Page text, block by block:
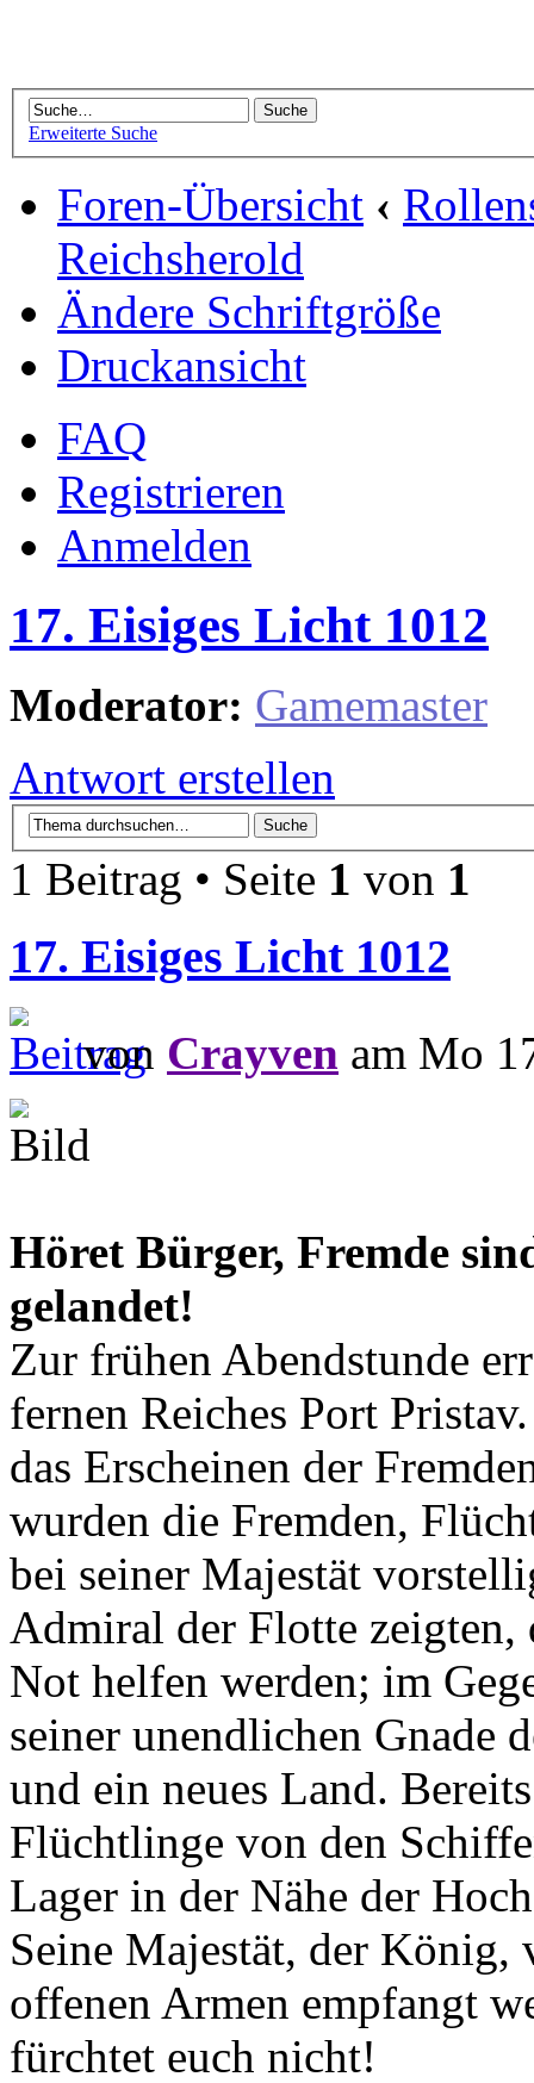
Erweiterte Suche
Foren-Übersicht ‹
Reichsherold
Ändere Schriftgröße
Druckansicht
FAQ
Registrieren
Anmelden
17. Eisiges Licht 1012
Moderator: Gamemaster
Antwort erstellen
1 Beitrag • Seite 1 von 1
17. Eisiges Licht 1012
von Crayven am Mo
Höret Bürger, Fremde
gelandet!
Zur frühen Abendstunde
fernen Reiches Port
das Erscheinen der
wurden die Fremden,
bei seiner Majestät
Admiral der Flotte zeigten,
Not helfen werden; im
seiner unendlichen Gnade
und ein neues Land.
Flüchtlinge von den
Lager in der Nähe der
Seine Majestät, der König,
offenen Armen empfangt
fürchtet euch nicht!